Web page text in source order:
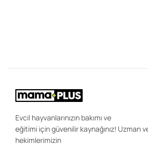
Evcil hayvanlarınızın bakımı ve
eğitimi için güvenilir kaynağınız! Uzman
hekimlerimizin